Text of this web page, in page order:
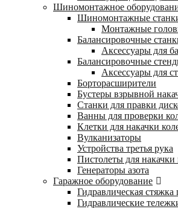
Шиномонтажное
Шиномонтажные
Монтажные
Балансировочные
Аксессуары для
Балансировочные
Аксессуары для
Борторасширители
Бустеры взрывной
Станки для правки
Ванны для проверки
Клетки для накачки
Вулканизаторы
Устройства третья рука
Пистолеты для
Генераторы азота
Гаражное оборудование
Гидравлическая
Гидравлические